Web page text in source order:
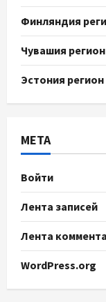
Финляндия
Чувашия
Эстония
МЕТА
Войти
Лента записей
Лента
WordPress.org